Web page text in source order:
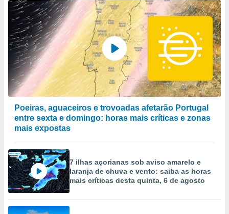
Poeiras, aguaceiros e trovoadas afetarão Portugal
entre sexta e domingo: horas mais críticas e zonas
mais expostas
7 ilhas açorianas sob aviso amarelo e
laranja de chuva e vento: saiba as horas
mais críticas desta quinta, 6 de agosto